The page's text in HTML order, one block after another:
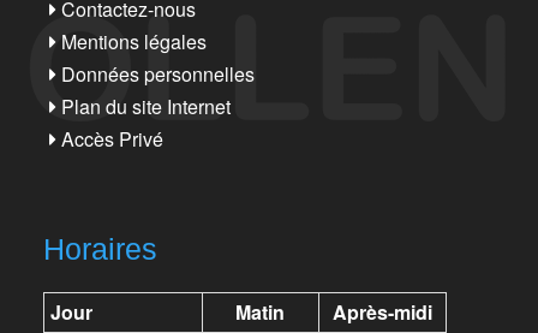
Contactez-nous
Mentions légales
Données personnelles
Plan du site Internet
Accès Privé
Horaires
Jour Matin Après-midi